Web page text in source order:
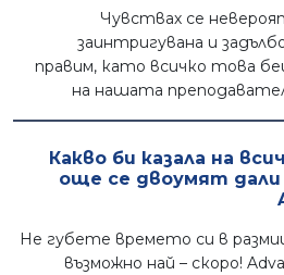
Чувствах се
заинтригувана и
правим, като всичко това
на нашата
Какво би казала на
още се двоумят дали
Не губете времето си в
възможно най – скоро!